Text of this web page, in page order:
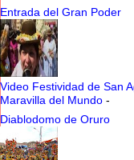
Entrada del Gran Poder
Video Festividad de San
Maravilla del Mundo -
Diablodomo de Oruro